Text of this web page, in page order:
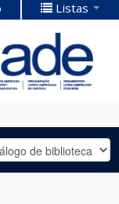
Listas